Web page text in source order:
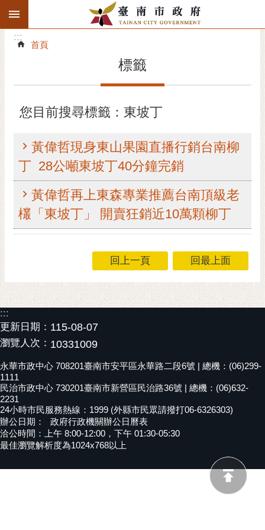
跳到主要內容區塊
搜
階
精彩府城
市府團隊
主題服務
市政資訊
黃
偉
哲
螢
光
泉
桐
花
祭
網
:::
:::
首頁
標籤
您目前搜尋標籤：東坡丁
黃偉哲現身東山果園直播行銷台南柳
丁 28公噸東坡丁40分鐘完銷
黃偉哲再上東森專業推薦台南頂級老
欉「東坡丁」 開賣狂銷近10萬顆柳丁
回上一頁 回最上面
:::
更新日期： 115-08-07
瀏覽人次： 10331009
永華市政中心 708201臺南市安平區永華路二段6號 | 總機：(06)299-
1111
民治市政中心 730201臺南市新營區民治路36號 | 總機：(06)632-
2231
24小時市民服務熱線：1999 (外縣市民眾請撥打06-6326303)
辦公日期：
政府行政機關辦公日曆表
洽公時間：上午 8:00-12:00，下午 01:30-05:30
最佳瀏覽解析度為1024x768以上